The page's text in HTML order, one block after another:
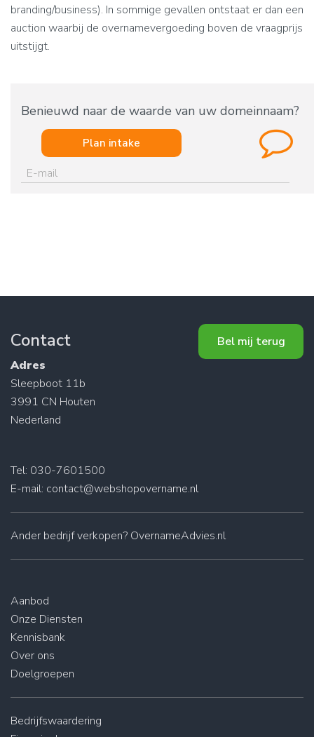
branding/business). In sommige gevallen ontstaat er dan een
auction waarbij de overnamevergoeding boven de vraagprijs
uitstijgt.
Benieuwd naar de waarde van uw domeinnaam?
Plan intake
Contact
Adres
Sleepboot 11b
3991 CN Houten
Nederland
Bel mij terug
Tel: 030-7601500
E-mail: contact@webshopovername.nl
Ander bedrijf verkopen? OvernameAdvies.nl
Aanbod
Onze Diensten
Kennisbank
Over ons
Doelgroepen
Bedrijfswaardering